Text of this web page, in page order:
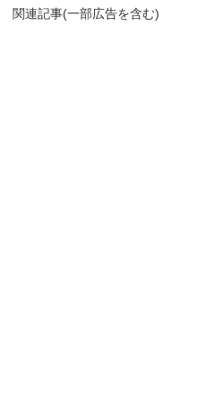
関連記事(一部広告を含む)